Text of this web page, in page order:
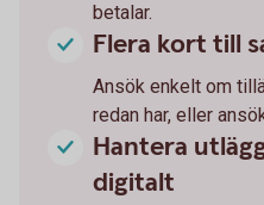
betalar.
Flera kort till
Ansök enkelt om
redan har, eller
Hantera
digitalt